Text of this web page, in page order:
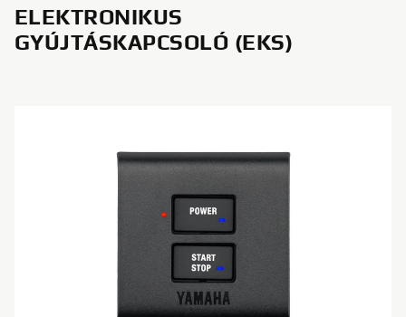
ELEKTRONIKUS
GYÚJTÁSKAPCSOLÓ (EKS)